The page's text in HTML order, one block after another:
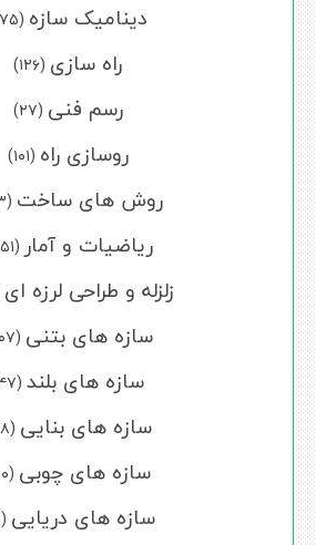
دینامیک سازه (۱۷۵)
راه سازی (۱۲۶)
رسم فنی (۲۷)
روسازی راه (۱۰۱)
روش های ساخت (۲۶۳)
ریاضیات و آمار(۳۵۱)
زلزله و طراحی لرزه ای
سازه های بتنی (۴۰۷)
سازه های بلند (۴۷)
سازه های بنایی (۴۸)
سازه های چوبی (۵۰)
سازه های دریایی (۷۱)